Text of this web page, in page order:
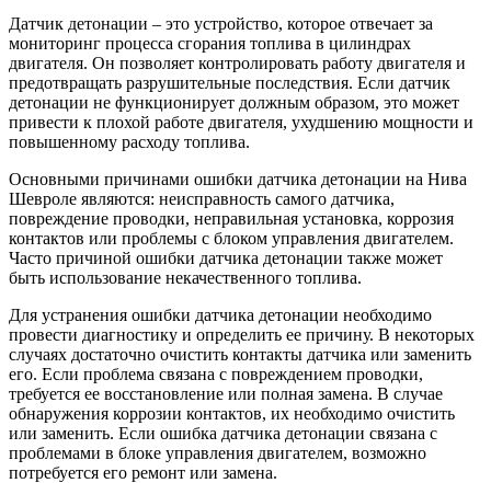
Датчик детонации – это устройство, которое отвечает за
мониторинг процесса сгорания топлива в цилиндрах
двигателя. Он позволяет контролировать работу двигателя и
предотвращать разрушительные последствия. Если датчик
детонации не функционирует должным образом, это может
привести к плохой работе двигателя, ухудшению мощности и
повышенному расходу топлива.
Основными причинами ошибки датчика детонации на Нива
Шевроле являются: неисправность самого датчика,
повреждение проводки, неправильная установка, коррозия
контактов или проблемы с блоком управления двигателем.
Часто причиной ошибки датчика детонации также может
быть использование некачественного топлива.
Для устранения ошибки датчика детонации необходимо
провести диагностику и определить ее причину. В некоторых
случаях достаточно очистить контакты датчика или заменить
его. Если проблема связана с повреждением проводки,
требуется ее восстановление или полная замена. В случае
обнаружения коррозии контактов, их необходимо очистить
или заменить. Если ошибка датчика детонации связана с
проблемами в блоке управления двигателем, возможно
потребуется его ремонт или замена.